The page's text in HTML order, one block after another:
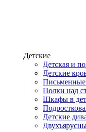
Детские
Детская и
Детские
Полки над
Шкафы в
Детские